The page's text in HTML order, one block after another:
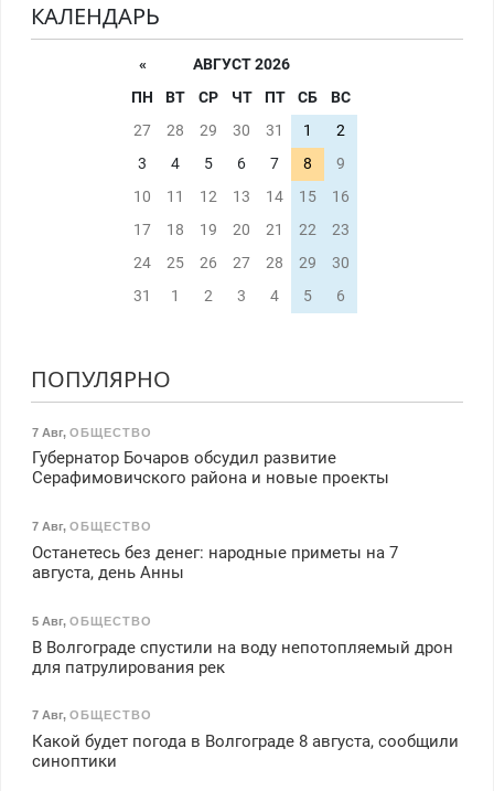
КАЛЕНДАРЬ
«
АВГУСТ 2026
ПН
ВТ СР ЧТ ПТ СБ
ВС
27
28 29 30 31 1
2
3
4 5 6 7 8
9
10
11 12 13 14 15
16
17
18 19 20 21 22
23
24
25 26 27 28 29
30
31
1 2 3 4 5 6
ПОПУЛЯРНО
7 Авг, ОБЩЕСТВО
Губернатор Бочаров обсудил развитие
Серафимовичского района и новые проекты
7 Авг, ОБЩЕСТВО
Останетесь без денег: народные приметы на 7
августа, день Анны
5 Авг, ОБЩЕСТВО
В Волгограде спустили на воду непотопляемый дрон
для патрулирования рек
7 Авг, ОБЩЕСТВО
Какой будет погода в Волгограде 8 августа, сообщили
синоптики